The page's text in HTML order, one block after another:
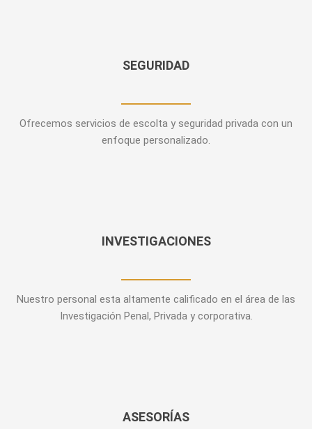
SEGURIDAD
Ofrecemos servicios de escolta y seguridad privada con un
enfoque personalizado.
INVESTIGACIONES
Nuestro personal esta altamente calificado en el área de las
Investigación Penal, Privada y corporativa.
ASESORÍAS